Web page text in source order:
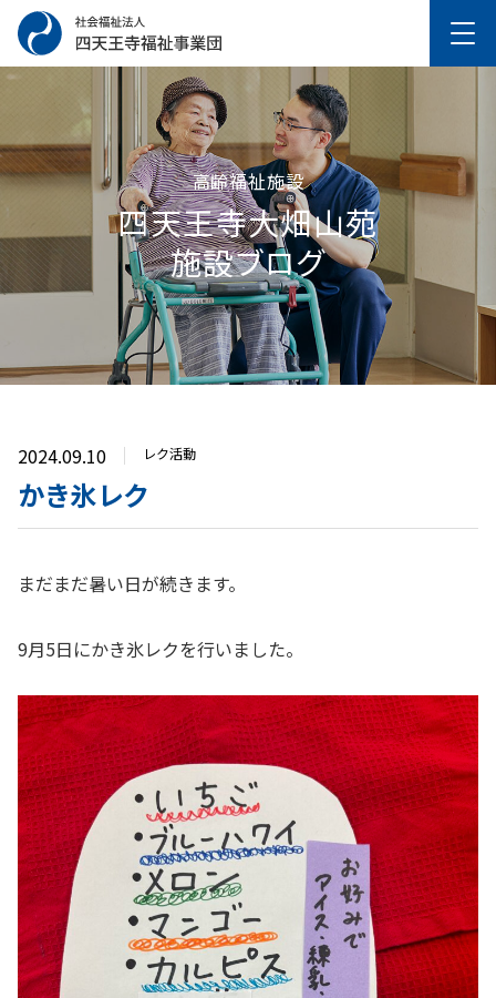
高齢福祉施設
四天王寺⼤畑⼭苑
施設ブログ
2024.09.10 レク活動
かき氷レク
まだまだ暑い日が続きます。
9月5日にかき氷レクを行いました。